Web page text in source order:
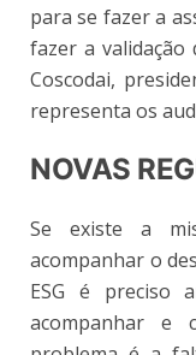
para se fazer a
fazer a validação
Coscodai,
representa os
NOVAS
Se existe a
acompanhar o
ESG é preciso
acompanhar e